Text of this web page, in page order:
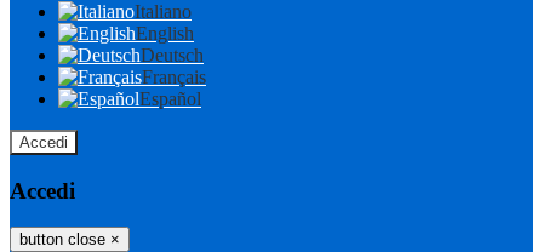
Italiano
English
Deutsch
Français
Español
Accedi
Accedi
button close ×